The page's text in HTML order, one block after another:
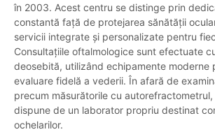
în 2003. Acest centru se distinge prin
constantă față de protejarea sănătății
servicii integrate și personalizate pentru
Consultațiile oftalmologice sunt efectuate
deosebită, utilizând echipamente moderne
evaluare fidelă a vederii. În afară de
precum măsurătorile cu
dispune de un laborator propriu destinat
ochelarilor.